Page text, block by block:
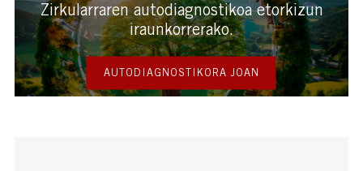
Zirkularraren autodiagnostikoa etorkizun
iraunkorrerako.
AUTODIAGNOSTIKORA JOAN